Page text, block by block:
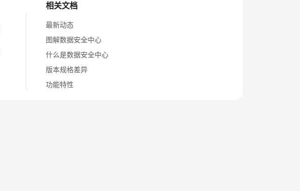
相关文档
最新动态
图解数据安全中心
什么是数据安全中心
版本规格差异
功能特性